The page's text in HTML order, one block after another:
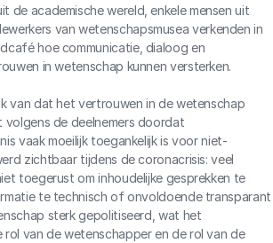
de academische wereld, enkele mensen uit
van wetenschapsmusea verkenden in
hoe communicatie, dialoog en
in wetenschap kunnen versterken.
van dat het vertrouwen in de wetenschap
de deelnemers doordat
vaak moeilijk toegankelijk is voor niet-
zichtbaar tijdens de coronacrisis: veel
toegerust om inhoudelijke gesprekken te
te technisch of onvoldoende transparant
sterk gepolitiseerd, wat het
rol van de wetenschapper en de rol van de